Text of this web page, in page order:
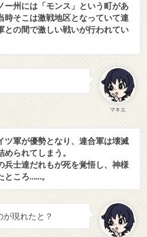
ー州には「モンス」という町があ
時そこは激戦地区となっていて連
との間で激しい戦いが行われてい
マキエ
ツ軍が優勢となり、連合軍は壊滅
られてしまう。
兵士達だれもが死を覚悟し、神様
ところ……。
現れたと？